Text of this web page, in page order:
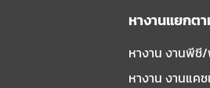
หางานแยกต
หางาน งานพีซี
หางาน งานแคช